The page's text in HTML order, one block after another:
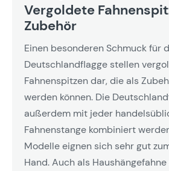
Vergoldete
Zubehör
Einen besonderen Schmuck für
Deutschlandflagge stellen
Fahnenspitzen dar, die als
werden können. Die
außerdem mit jeder
Fahnenstange kombiniert
Modelle eignen sich sehr gut
Hand. Auch als